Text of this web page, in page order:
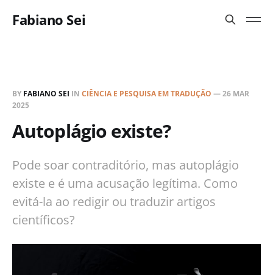
Fabiano Sei
BY FABIANO SEI IN CIÊNCIA E PESQUISA EM TRADUÇÃO —26 MAR
2025
Autoplágio existe?
Pode soar contraditório, mas autoplágio
existe e é uma acusação legítima. Como
evitá-la ao redigir ou traduzir artigos
científicos?